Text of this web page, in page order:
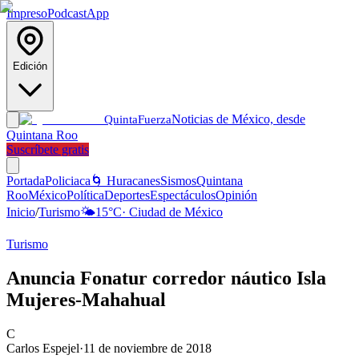
ImpresoPodcastApp
Edición
QuintaFuerzaNoticias de México, desde
Quintana Roo
Suscríbete gratis
PortadaPoliciaca 🌀 HuracanesSismosQuintana
RooMéxicoPolíticaDeportesEspectáculosOpinión
Inicio/Turismo🌤️15°C· Ciudad de México
Turismo
Anuncia Fonatur corredor náutico Isla
Mujeres-Mahahual
C
Carlos Espejel·11 de noviembre de 2018